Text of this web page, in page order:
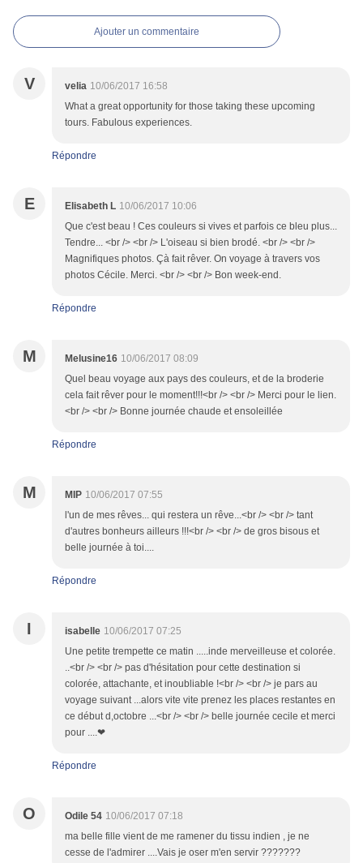
Ajouter un commentaire
V velia 10/06/2017 16:58
What a great opportunity for those taking these upcoming
tours. Fabulous experiences.
Répondre
E Elisabeth L 10/06/2017 10:06
Que c'est beau ! Ces couleurs si vives et parfois ce bleu plus...
Tendre... <br /> <br /> L'oiseau si bien brodé. <br /> <br />
Magnifiques photos. Çà fait rêver. On voyage à travers vos
photos Cécile. Merci. <br /> <br /> Bon week-end.
Répondre
M Melusine16 10/06/2017 08:09
Quel beau voyage aux pays des couleurs, et de la broderie
cela fait rêver pour le moment!!!<br /> <br /> Merci pour le lien.
<br /> <br /> Bonne journée chaude et ensoleillée
Répondre
M MIP 10/06/2017 07:55
l'un de mes rêves... qui restera un rêve...<br /> <br /> tant
d'autres bonheurs ailleurs !!!<br /> <br /> de gros bisous et
belle journée à toi....
Répondre
I isabelle 10/06/2017 07:25
Une petite trempette ce matin .....inde merveilleuse et colorée.
..<br /> <br /> pas d'hésitation pour cette destination si
colorée, attachante, et inoubliable !<br /> <br /> je pars au
voyage suivant ...alors vite vite prenez les places restantes en
ce début d,octobre ...<br /> <br /> belle journée cecile et merci
pour ....❤
Répondre
O Odile 54 10/06/2017 07:18
ma belle fille vient de me ramener du tissu indien , je ne
cesse de l'admirer ....Vais je oser m'en servir ???????